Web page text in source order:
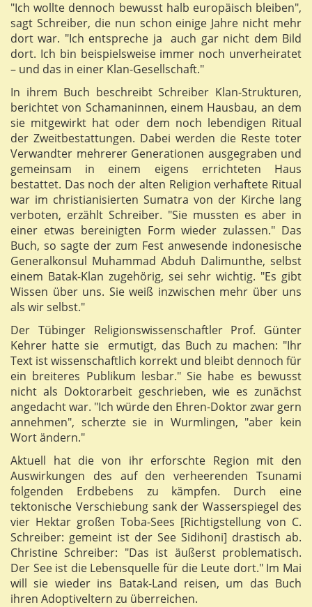
"Ich wollte dennoch bewusst halb europäisch bleiben",
sagt Schreiber, die nun schon einige Jahre nicht mehr
dort war. "Ich entspreche ja auch gar nicht dem Bild
dort. Ich bin beispielsweise immer noch unverheiratet
– und das in einer Klan-Gesellschaft."
In ihrem Buch beschreibt Schreiber Klan-Strukturen,
berichtet von Schamaninnen, einem Hausbau, an dem
sie mitgewirkt hat oder dem noch lebendigen Ritual
der Zweitbestattungen. Dabei werden die Reste toter
Verwandter mehrerer Generationen ausgegraben und
gemeinsam in einem eigens errichteten Haus
bestattet. Das noch der alten Religion verhaftete Ritual
war im christianisierten Sumatra von der Kirche lang
verboten, erzählt Schreiber. "Sie mussten es aber in
einer etwas bereinigten Form wieder zulassen." Das
Buch, so sagte der zum Fest anwesende indonesische
Generalkonsul Muhammad Abduh Dalimunthe, selbst
einem Batak-Klan zugehörig, sei sehr wichtig. "Es gibt
Wissen über uns. Sie weiß inzwischen mehr über uns
als wir selbst."
Der Tübinger Religionswissenschaftler Prof. Günter
Kehrer hatte sie ermutigt, das Buch zu machen: "Ihr
Text ist wissenschaftlich korrekt und bleibt dennoch für
ein breiteres Publikum lesbar." Sie habe es bewusst
nicht als Doktorarbeit geschrieben, wie es zunächst
angedacht war. "Ich würde den Ehren-Doktor zwar gern
annehmen", scherzte sie in Wurmlingen, "aber kein
Wort ändern."
Aktuell hat die von ihr erforschte Region mit den
Auswirkungen des auf den verheerenden Tsunami
folgenden Erdbebens zu kämpfen. Durch eine
tektonische Verschiebung sank der Wasserspiegel des
vier Hektar großen Toba-Sees [Richtigstellung von C.
Schreiber: gemeint ist der See Sidihoni] drastisch ab.
Christine Schreiber: "Das ist äußerst problematisch.
Der See ist die Lebensquelle für die Leute dort." Im Mai
will sie wieder ins Batak-Land reisen, um das Buch
ihren Adoptiveltern zu überreichen.